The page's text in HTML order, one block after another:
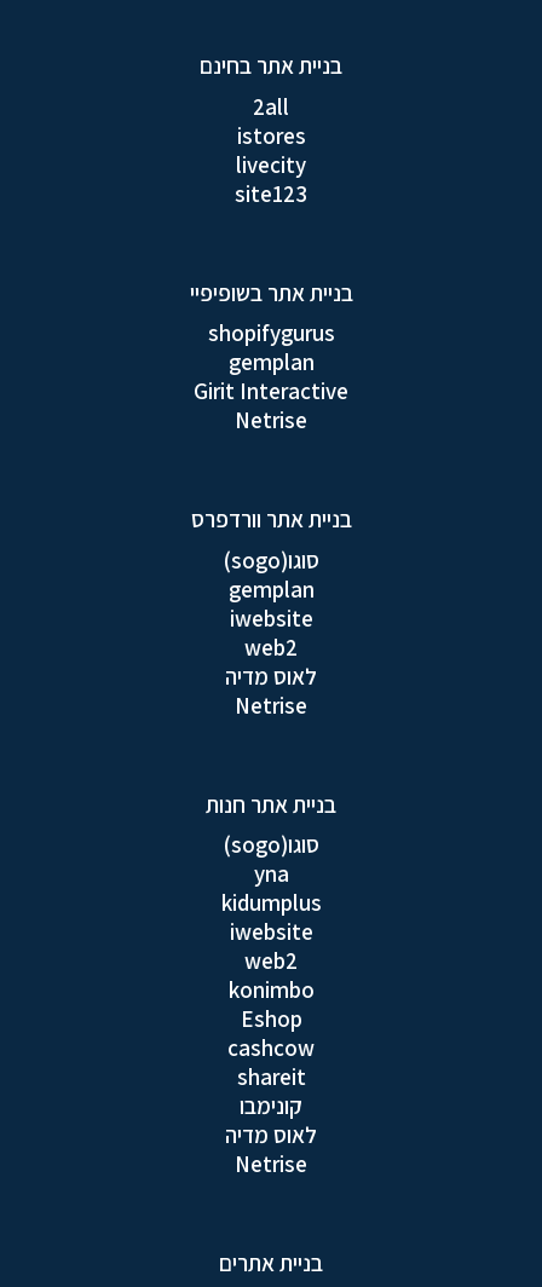
בניית אתר בחינם
2all
istores
livecity
site123
בניית אתר בשופיפיי
shopifygurus
gemplan
Girit Interactive
Netrise
בניית אתר וורדפרס
סוגו(sogo)
gemplan
iwebsite
web2
לאוס מדיה
Netrise
בניית אתר חנות
סוגו(sogo)
yna
kidumplus
iwebsite
web2
konimbo
Eshop
cashcow
shareit
קונימבו
לאוס מדיה
Netrise
בניית אתרים